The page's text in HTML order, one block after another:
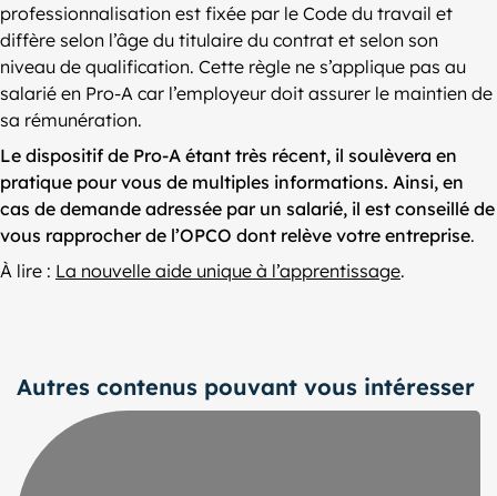
professionnalisation est fixée par le Code du travail et
diffère selon l’âge du titulaire du contrat et selon son
niveau de qualification. Cette règle ne s’applique pas au
salarié en Pro-A car l’employeur doit assurer le maintien de
sa rémunération.
Le dispositif de Pro-A étant très récent, il soulèvera en
pratique pour vous de multiples informations. Ainsi, en
cas de demande adressée par un salarié, il est conseillé de
vous rapprocher de l’OPCO dont relève votre entreprise.
À lire : La nouvelle aide unique à l’apprentissage.
Autres contenus pouvant vous intéresser